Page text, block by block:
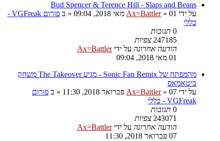
Bud Spencer & Terence Hill - Slaps and Beans
על ידי
Ax=Battler» 01 מאי 2018, 09:04 » ב
פורום VGFreak -
כללי
0 תגובות
247185 צפיות
הודעה אחרונה על ידיAx=Battler
01 מאי 2018, 09:04
מהמפתח של Sonic Fan Remix - מגיע The Takeover משחק
ביטאמאפ
על ידי
Ax=Battler» 07 פברואר 2018, 11:30 » ב פורום
VGFreak - כללי
0 תגובות
243071 צפיות
הודעה אחרונה על ידיAx=Battler
07 פברואר 2018, 11:30